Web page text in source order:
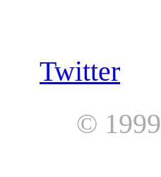
Twitter
©